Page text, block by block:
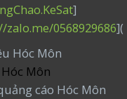
]
zalo.me/0568929686](
Hóc Môn
Môn
cáo Hóc Môn